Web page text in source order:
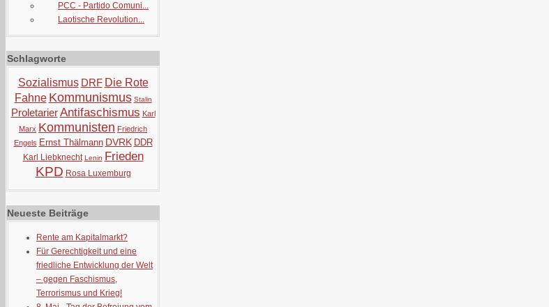
PCC - Partido Comuni...
Laotische Revolution...
Schlagworte
Sozialismus DRF Die Rote
Fahne Kommunismus Stalin
Proletarier Antifaschismus Karl
Marx Kommunisten Friedrich
Engels Ernst Thälmann DVRK DDR
Karl Liebknecht Lenin Frieden
KPD Rosa Luxemburg
Neueste Beiträge
Rente am Kapitalmarkt?
Für Gerechtigkeit und eine
friedliche Entwicklung der Welt
– gegen Faschismus,
Terrorismus und Krieg!